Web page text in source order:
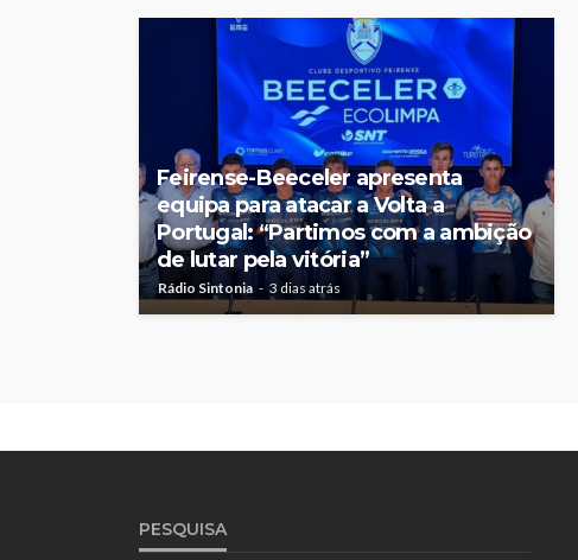
Feirense-Beeceler apresenta
equipa para atacar a Volta a
Portugal: “Partimos com a ambição
de lutar pela vitória”
Rádio Sintonia 3 dias atrás
PESQUISA